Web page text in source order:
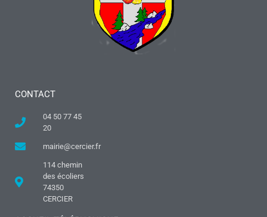
CONTACT
04 50 77 45
20
mairie@cercier.fr
114 chemin
des écoliers
74350
CERCIER